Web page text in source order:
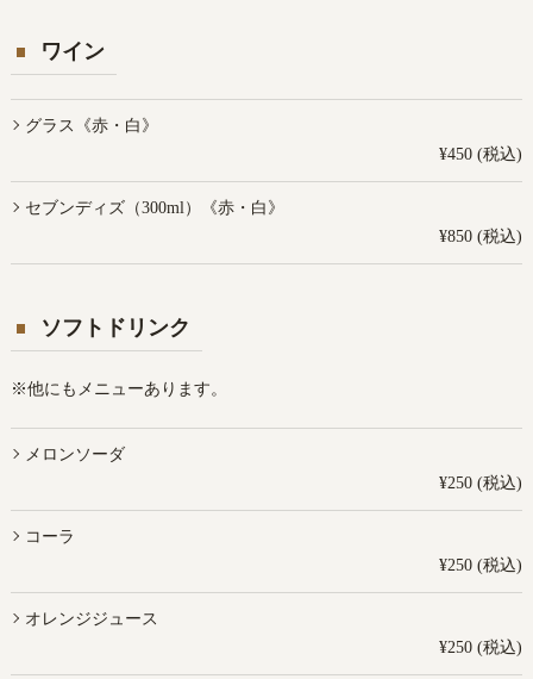
ワイン
グラス《赤・白》
¥450 (税込)
セブンディズ（300ml）《赤・白》
¥850 (税込)
ソフトドリンク
※他にもメニューあります。
メロンソーダ
¥250 (税込)
コーラ
¥250 (税込)
オレンジジュース
¥250 (税込)